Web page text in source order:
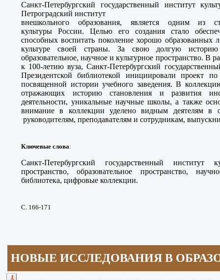
Санкт-Петербургский государственный институт
Петроградский институт
внешкольного образования, является однимиз
культуры России. Целью его создания стало
способныхвоспитать поколение хорошо образованных
культуре своей страны. За свою долгую
образовательное,научное и культурное пространство. В
к 100-летиювуза, Санкт-Петербургский
Президентскойбиблиотекой инициировали проект
посвященной истории учебного заведения. В
отражающих историюстановления и развития
деятельности, уникальные научныешколы, а также
внимание в коллекции уделено видным деятелям в
руководителям, преподавателям и сотрудникам,
Ключевые слова:
Санкт-Петербургский государственный
пространство, образовательное пространство,
библиотека, цифровые коллекции.
С. 166-171
НОВЫЕ ИССЛЕДОВАНИЯ В